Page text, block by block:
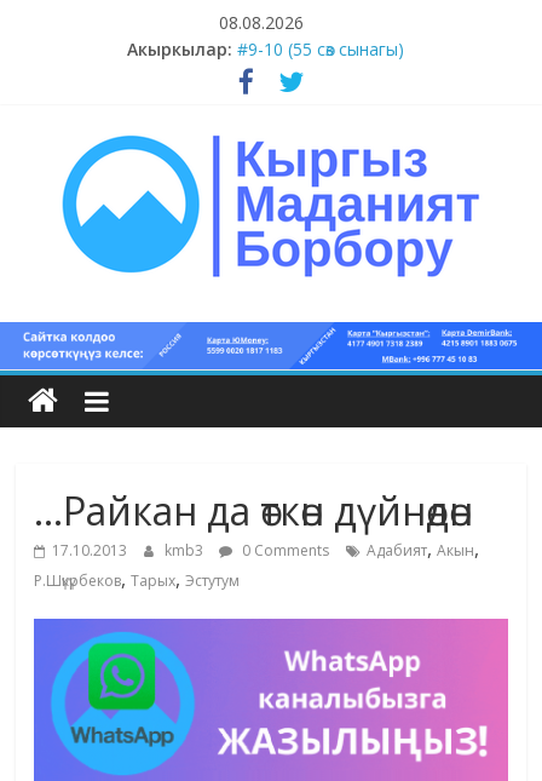
08.08.2026
Акыркылар: #11-12 (55 сөз сынагы)
#9-10 (55 сөз сынагы)
#5-8 (55 сөз сынагы)
#13-14 (55 сөз сынагы)
Кыргыз
маданият
Кыргыз
маданияты
жана
адабияты
…Райкан да өткөн дүйнөдөн
17.10.2013 kmb3 0 Comments Адабият,Акын,
Р.Шүкүрбеков,Тарых,Эстутум